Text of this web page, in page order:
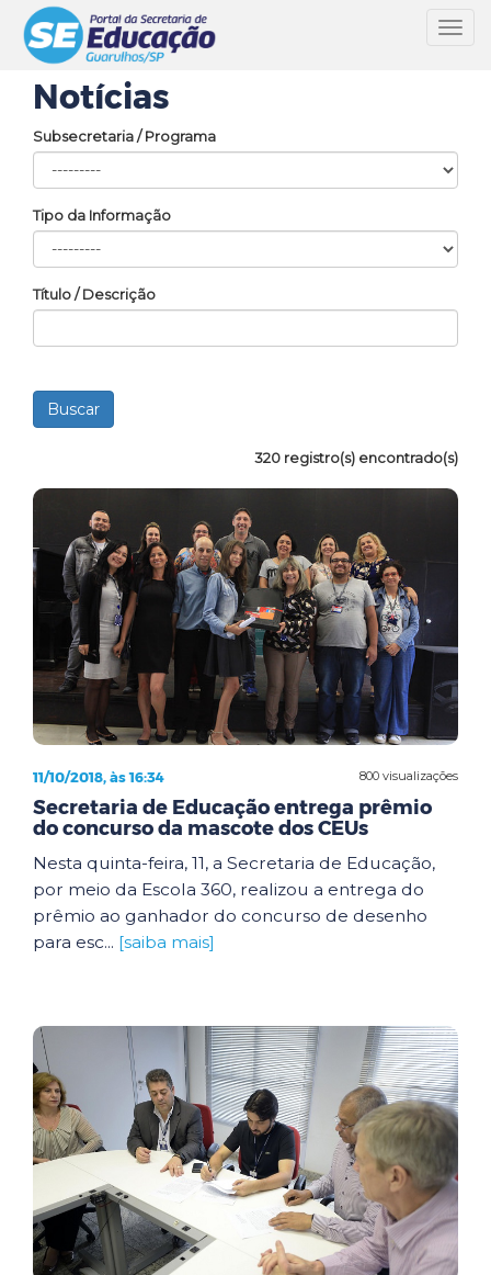
Notícias
Subsecretaria / Programa
Tipo da Informação
Título / Descrição
320 registro(s) encontrado(s)
800 visualizações
11/10/2018, às 16:34
Secretaria de Educação entrega prêmio
do concurso da mascote dos CEUs
Nesta quinta-feira, 11, a Secretaria de Educação,
por meio da Escola 360, realizou a entrega do
prêmio ao ganhador do concurso de desenho
para esc... [saiba mais]